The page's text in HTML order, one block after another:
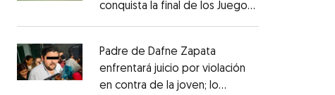
Opens in new windowconquista la final de los Juegos
Opens in new window
Padre de Dafne Zapata
enfrentará juicio por violación
en contra de la joven; lo